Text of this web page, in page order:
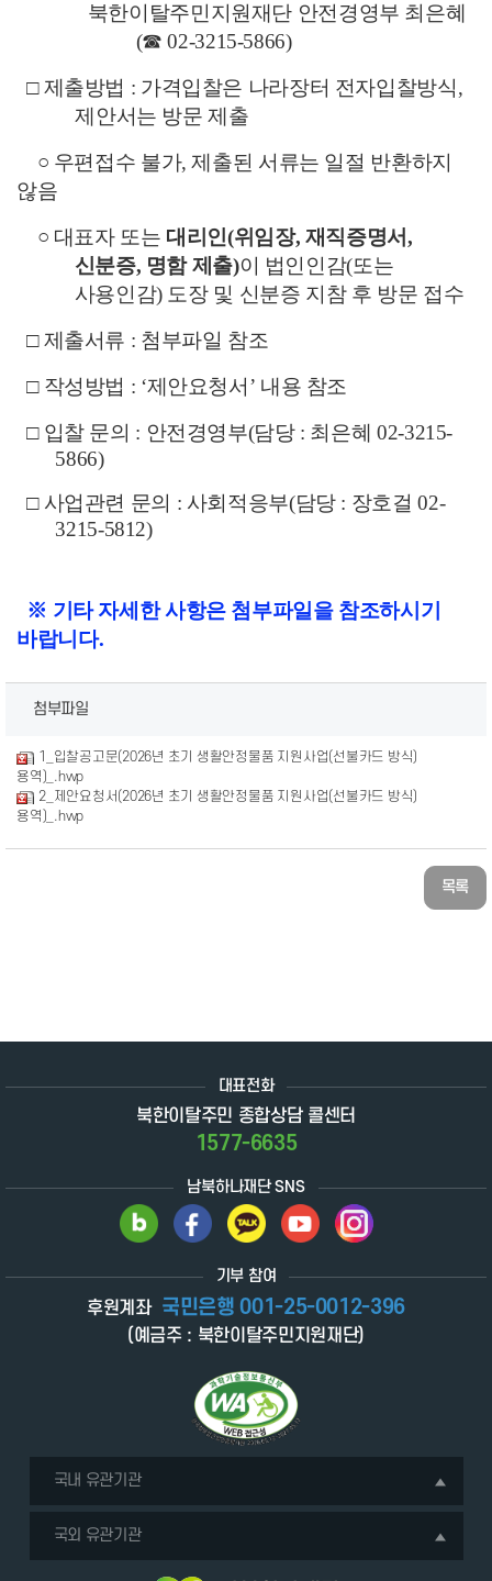
북한이탈주민지원재단 안전경영부 최은혜
(☎02-3215-5866)
□제출방법 : 가격입찰은 나라장터 전자입찰방식,
제안서는 방문 제출
○ 우편접수 불가,제출된 서류는 일절 반환하지
않음
○ 대표자 또는 대리인(위임장, 재직증명서,
신분증, 명함 제출)이 법인인감(또는
사용인감) 도장 및 신분증 지참 후 방문 접수
□제출서류 : 첨부파일 참조
□ 작성방법 : ‘제안요청서 ’ 내용 참조
□ 입찰 문의 : 안전경영부(담당 : 최은혜 02-3215-
5866)
□ 사업관련 문의 : 사회적응부(담당 : 장호걸02-
3215-5812)
※ 기타 자세한 사항은 첨부파일을 참조하시기
바랍니다.
첨부파일
1_입찰공고문(2026년 초기 생활안정물품 지원사업(선불카드 방식)
용역)_.hwp
2_제안요청서(2026년 초기 생활안정물품 지원사업(선불카드 방식)
용역)_.hwp
목록
대표전화
북한이탈주민 종합상담 콜센터
1577-6635
남북하나재단 SNS
기부 참여
후원계좌 국민은행 001-25-0012-396
(예금주 : 북한이탈주민지원재단)
국내 유관기관
국외 유관기관